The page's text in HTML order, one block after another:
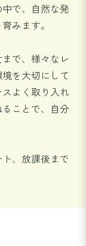
で、 自然な発
みます。
で、様々なレ
を大切にして
よく取り入れ
ことで、自分
、放課後まで